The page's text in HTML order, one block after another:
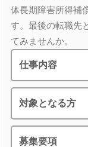
体長期障害所得補
す。最後の転職先
てみませんか。
仕事内容
対象となる方
募集要項